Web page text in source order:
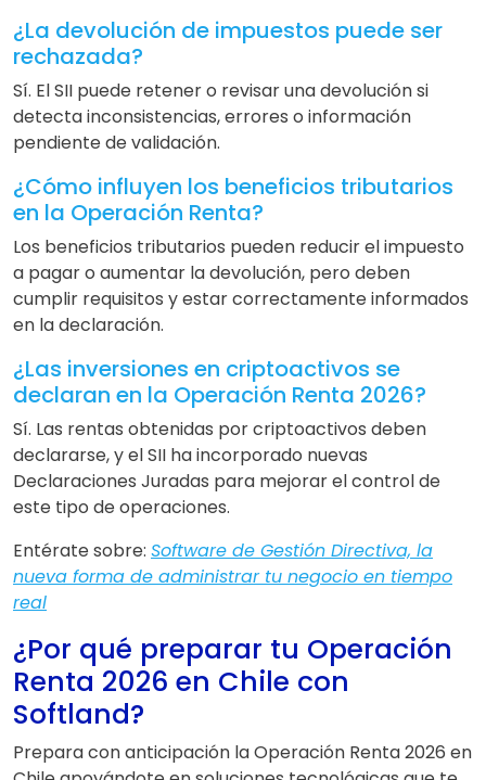
¿La devolución de impuestos puede ser
rechazada?
Sí. El SII puede retener o revisar una devolución si
detecta inconsistencias, errores o información
pendiente de validación.
¿Cómo influyen los beneficios tributarios
en la Operación Renta?
Los beneficios tributarios pueden reducir el impuesto
a pagar o aumentar la devolución, pero deben
cumplir requisitos y estar correctamente informados
en la declaración.
¿Las inversiones en criptoactivos se
declaran en la Operación Renta 2026?
Sí. Las rentas obtenidas por criptoactivos deben
declararse, y el SII ha incorporado nuevas
Declaraciones Juradas para mejorar el control de
este tipo de operaciones.
Entérate sobre: Software de Gestión Directiva, la
nueva forma de administrar tu negocio en tiempo
real
¿Por qué preparar tu Operación
Renta 2026 en Chile con
Softland?
Prepara con anticipación la Operación Renta 2026 en